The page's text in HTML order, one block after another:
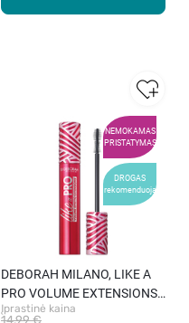
NEMOKAMAS
PRISTATYMAS
DROGAS
rekomenduoja
DEBORAH MILANO, LIKE A
PRO VOLUME EXTENSIONS,
blakstienų tušas, juodas, 13
Įprastinė kaina
14,99 €